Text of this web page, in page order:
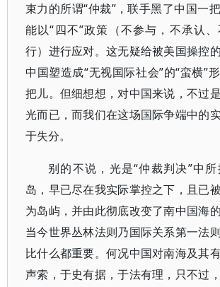
束力的所谓“仲裁”，联手黑了中国一
能以“四不”政策（不参与，不承认
行）进行应对。这无疑给被美国操控
中国塑造成“无视国际社会”的“蛮横”
把儿。但细想想，对中国来说，不过
光而已，而我们在这场国际争端中的
于失分。
别的不说，光是“仲裁判决”中
岛，早已尽在我实际掌控之下，且已
为岛屿，并由此彻底改变了南中国海
当今世界丛林法则乃国际关系第一法
比什么都重要。何况中国对南海及其
声索，于史有据，于法有理，只不过